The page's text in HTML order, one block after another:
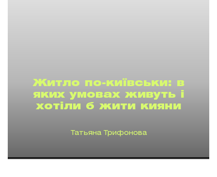
Житло по-київськи: в
яких умовах живуть і
хотіли б жити кияни
Татьяна Трифонова